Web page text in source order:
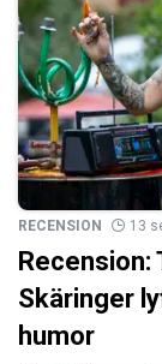
RECENSION 13
Recension:
Skäringer
humor